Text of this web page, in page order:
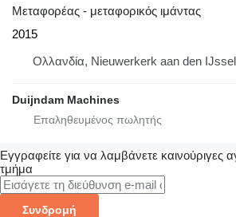
Μεταφορέας - μεταφορικός ιμάντας
2015
Ολλανδία, Nieuwerkerk aan den IJssel
Duijndam Machines
Εγγραφείτε για να λαμβάνετε καινούριγες
τμήμα
Συνδρομή